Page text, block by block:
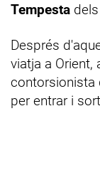
Tempesta dels
Després
viatja a Orient,
contorsionista
per entrar i